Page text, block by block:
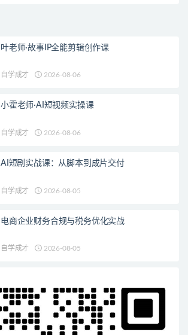
叶老师·故事IP全能剪辑创作课
自学成才 2026-08-06
小霍老师·AI短视频实操课
自学成才 2026-08-06
AI短剧实战课：从脚本到成片交付
自学成才 2026-08-05
电商企业财务合规与税务优化实战
自学成才 2026-08-05